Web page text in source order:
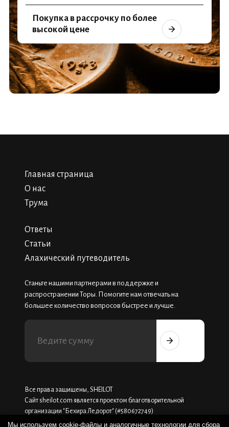
Покупка в рассрочку по более
высокой цене
Главная страница
О нас
Трума
Ответы
Статьи
Алахический путеводитель
Станьте нашими партнерами в поддержке и
распространении Торы. Помогите нам отвечать на
большее количество вопросов быстрее и лучше.
Все права защищены, SHEILOT
Сайт sheilot.com является проектом благотворительной
организации "Бехира Ледорот" (#580672749)
Мы используем cookie-файлы и аналогичные технологии для сбора